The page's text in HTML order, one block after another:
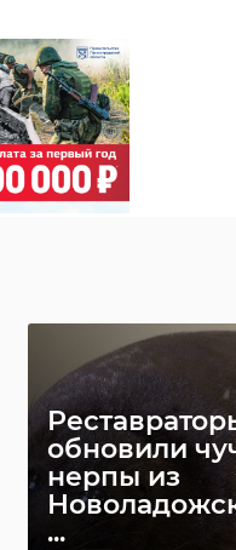
обновили
нерпы из
...